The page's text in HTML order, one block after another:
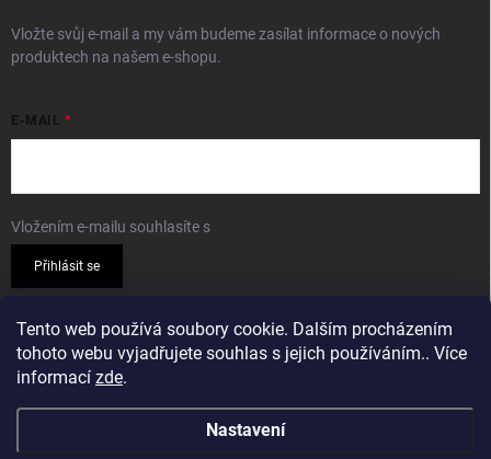
Tento web používá soubory cookie. Dalším procházením
tohoto webu vyjadřujete souhlas s jejich používáním.. Více
informací zde.
Nastavení
Vložte svůj e-mail a my vám budeme zasílat informace o nových
produktech na našem e-shopu.
E-MAIL
Vložením e-mailu souhlasíte s
Přihlásit se
PŘIJÍMÁME ONLINE PLATBY